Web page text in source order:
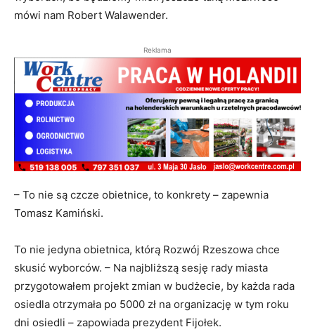
mówi nam Robert Walawender.
Reklama
– To nie są czcze obietnice, to konkrety – zapewnia
Tomasz Kamiński.
To nie jedyna obietnica, którą Rozwój Rzeszowa chce
skusić wyborców. – Na najbliższą sesję rady miasta
przygotowałem projekt zmian w budżecie, by każda rada
osiedla otrzymała po 5000 zł na organizację w tym roku
dni osiedli – zapowiada prezydent Fijołek.